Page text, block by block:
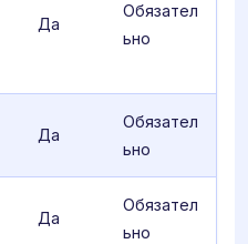
Да
Обязател
ьно
Да
Обязател
ьно
Да
Обязател
ьно